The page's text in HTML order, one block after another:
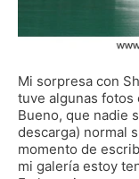
Mi sorpresa con
tuve algunas fotos
Bueno, que nadie
descarga) normal
momento de
mi galería estoy